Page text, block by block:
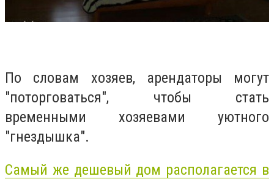
По словам хозяев, арендаторы могут
"поторговаться", чтобы стать
временными хозяевами уютного
"гнездышка".
Самый же дешевый дом располагается в